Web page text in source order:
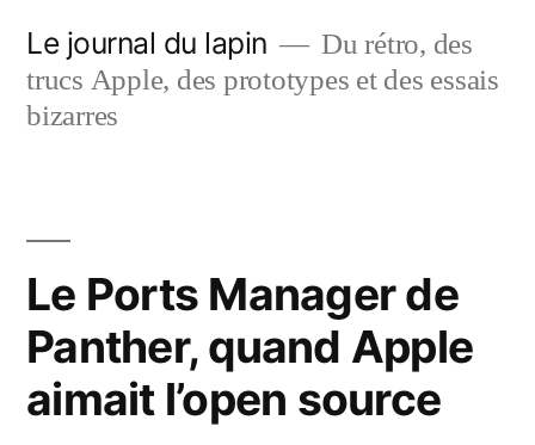
contenu
Le journal du lapin
Du rétro, des
trucs Apple, des prototypes et des essais
bizarres
Le Ports Manager de
Panther, quand Apple
aimait l’open source